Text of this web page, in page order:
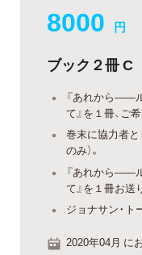
8000 円
ブック２冊 C
『あれから——
て』を１冊、ご
巻末に協力者と
のみ）。
『あれから——
て』を１冊お送
ジョナサン・ト
2020年04月 に